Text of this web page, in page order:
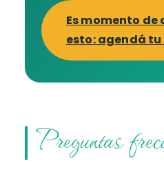
Es momento
esto: agendá tu
Preguntas